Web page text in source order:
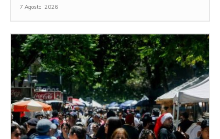
7 Agosto, 2026